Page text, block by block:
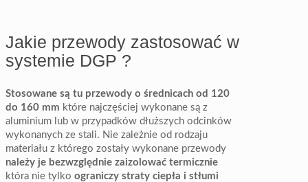
Jakie przewody zastosować w
systemie DGP ?
Stosowane są tu przewody o średnicach od 120
do 160 mm które najczęściej wykonane są z
aluminium lub w przypadków dłuższych odcinków
wykonanych ze stali. Nie zależnie od rodzaju
materiału z którego zostały wykonane przewody
należy je bezwzględnie zaizolować termicznie
która nie tylko ograniczy straty ciepła i stłumi